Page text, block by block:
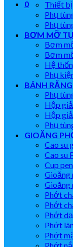
0
Thiết bị
Phụ
Phụ
BƠM MỠ
Bơm
Bơm
Hệ
Phụ
BÁNH RĂNG
Phụ
Hộp
Hộp
Phụ
GIOĂNG
Cao su
Cao su
Cup
Gioăng
Gioăng
Phớt
Phớt
Phớt
Phớt
Phớt